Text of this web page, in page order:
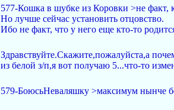
577-Кошка в шубке из Коровки >не факт,
Но лучше сейчас установить отцовство.
Ибо не факт, что у него еще кто-то
Здравствуйте.Скажите,пожалуйста,а
из белой з/п,я вот получаю 5...что-то
579-БоюсьНеваляшку >максимум нынче